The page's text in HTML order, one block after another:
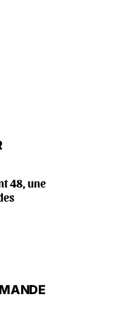
48, une